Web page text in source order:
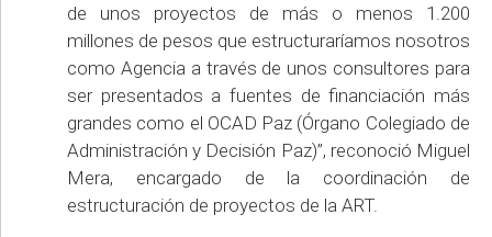
de unos proyectos de más o menos 1.200
millones de pesos que estructuraríamos nosotros
como Agencia a través de unos consultores para
ser presentados a fuentes de financiación más
grandes como el OCAD Paz (Órgano Colegiado de
Administración y Decisión Paz)”, reconoció Miguel
Mera, encargado de la coordinación de
estructuración de proyectos de la ART.